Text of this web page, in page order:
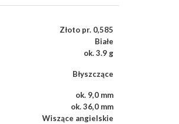
Złoto pr. 0,585
Białe
ok. 3.9 g
Błyszczące
ok. 9,0 mm
ok. 36,0 mm
Wiszące angielskie